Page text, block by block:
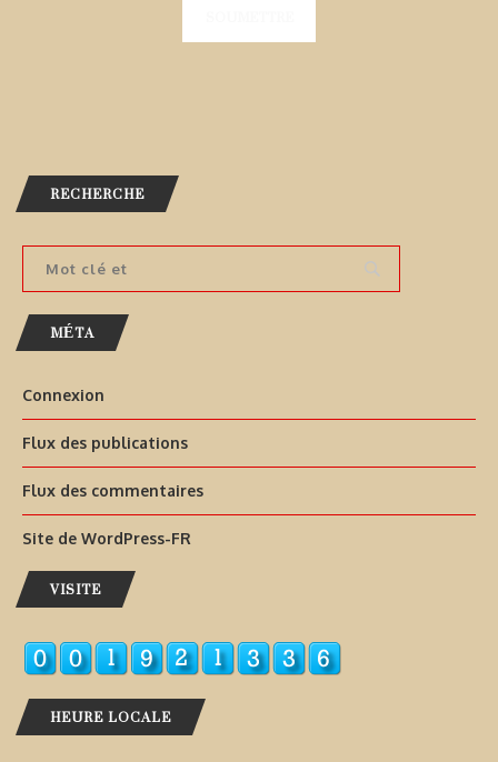
RECHERCHE
MÉTA
Connexion
Flux des publications
Flux des commentaires
Site de WordPress-FR
VISITE
HEURE LOCALE